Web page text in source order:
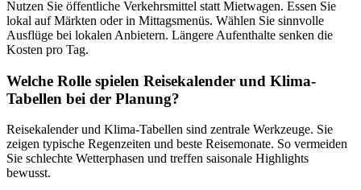
Nutzen Sie öffentliche Verkehrsmittel statt Mietwagen. Essen Sie
lokal auf Märkten oder in Mittagsmenüs. Wählen Sie sinnvolle
Ausflüge bei lokalen Anbietern. Längere Aufenthalte senken die
Kosten pro Tag.
Welche Rolle spielen Reisekalender und Klima-
Tabellen bei der Planung?
Reisekalender und Klima-Tabellen sind zentrale Werkzeuge. Sie
zeigen typische Regenzeiten und beste Reisemonate. So vermeiden
Sie schlechte Wetterphasen und treffen saisonale Highlights
bewusst.